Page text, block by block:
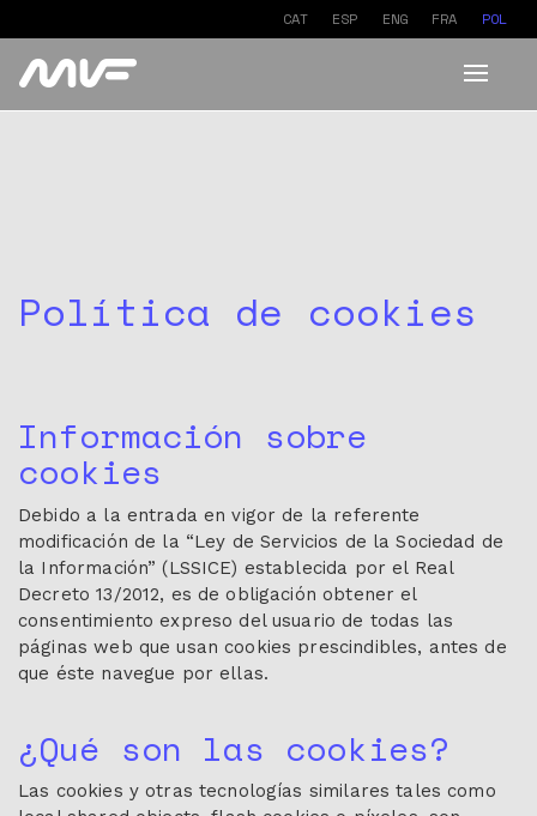
CAT ESP ENG FRA POL
Toggle
Política de cookies
Información sobre
cookies
Debido a la entrada en vigor de la referente
modificación de la “Ley de Servicios de la Sociedad de
la Información” (LSSICE) establecida por el Real
Decreto 13/2012, es de obligación obtener el
consentimiento expreso del usuario de todas las
páginas web que usan cookies prescindibles, antes de
que éste navegue por ellas.
¿Qué son las cookies?
Las cookies y otras tecnologías similares tales como